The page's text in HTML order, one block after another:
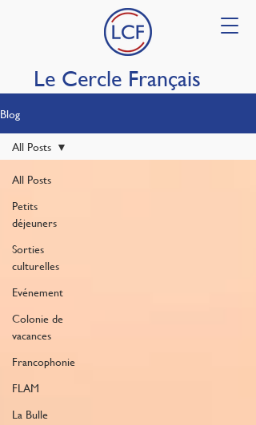
Le Cercle Français
Blog
All Posts
Petits
déjeuners
Sorties
culturelles
Evénement
Colonie de
vacances
Francophonie
FLAM
La Bulle
All Posts